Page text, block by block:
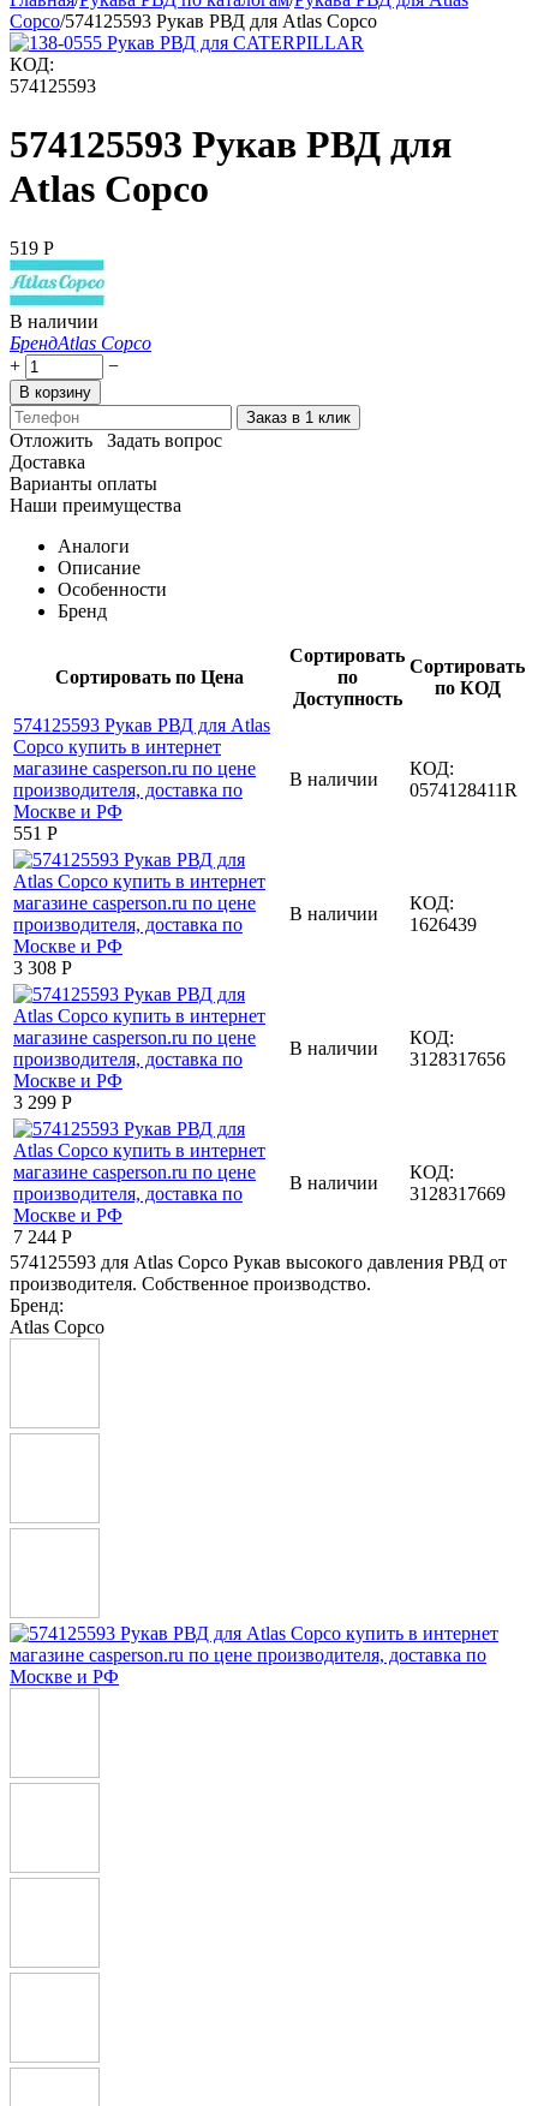
Copco/574125593 Рукав РВД для Atlas Copco
КОД:
574125593
574125593 Рукав РВД для
Atlas Copco
‍519‍ Р
В наличии
БрендAtlas Copco
+
−
В корзину
Заказ в 1 клик
Отложить
Задать вопрос
Доставка
Варианты оплаты
Наши преимущества
Аналоги
Описание
Особенности
Бренд
Сортировать по Цена
Сортировать
по
Доступность
Сортировать
по КОД
‍551‍ Р
В наличии
КОД:
0574128411R
3 308 Р
В наличии
КОД:
1626439
3 299 Р
В наличии
КОД:
3128317656
7 244 Р
В наличии
КОД:
3128317669
574125593 для Atlas Copco Рукав высокого давления РВД от
производителя. Собственное производство.
Бренд:
Atlas Copco